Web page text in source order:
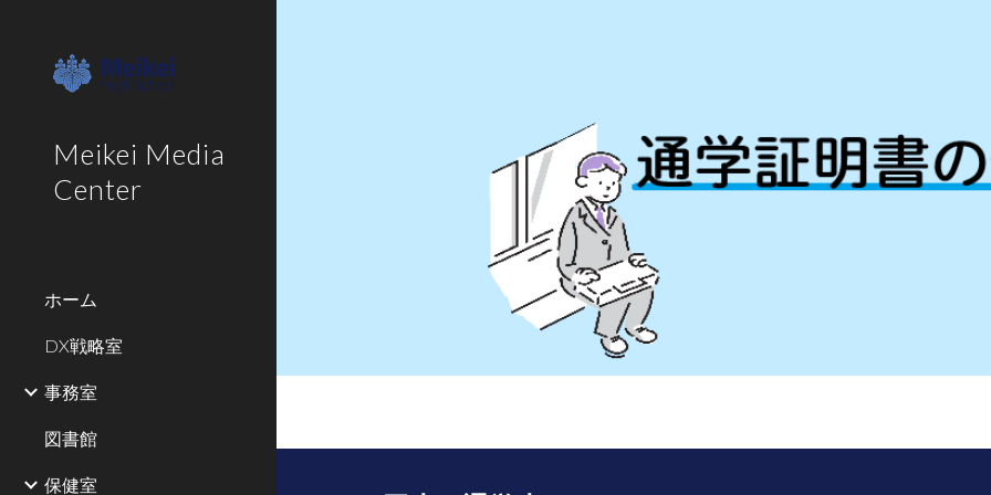
Meikei Media
Center
ホーム
DX戦略室
事務室
図書館
保健室